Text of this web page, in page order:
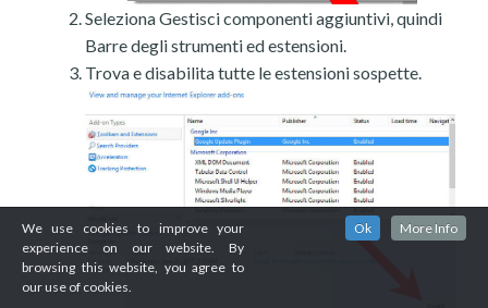
Seleziona Gestisci componenti aggiuntivi, quindi
Barre degli strumenti ed estensioni.
Trova e disabilita tutte le estensioni sospette.
We use cookies to improve your
experience on our website. By
browsing this website, you agree to
our use of cookies.
Ok More Info